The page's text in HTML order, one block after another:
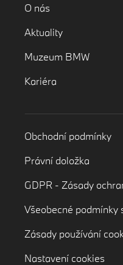
O nás
Aktuality
Muzeum BMW
Kariéra
Obchodní podmínky
Právní doložka
GDPR - Zásady
Všeobecné podmínky
Zásady používání
Nastavení cookies